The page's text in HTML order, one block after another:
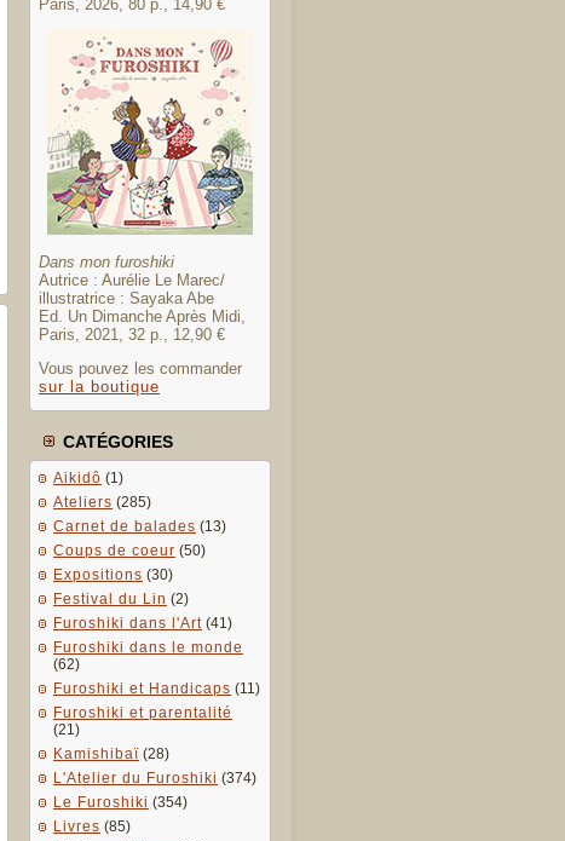
Paris, 2026, 80 p., 14,90 €
Dans mon furoshiki
Autrice : Aurélie Le Marec/
illustratrice : Sayaka Abe
Ed. Un Dimanche Après Midi,
Paris, 2021, 32 p., 12,90 €
Vous pouvez les commander
sur la boutique
CATÉGORIES
Aikidô (1)
Ateliers (285)
Carnet de balades (13)
Coups de coeur (50)
Expositions (30)
Festival du Lin (2)
Furoshiki dans l'Art (41)
Furoshiki dans le monde
(62)
Furoshiki et Handicaps (11)
Furoshiki et parentalité
(21)
Kamishibaï (28)
L'Atelier du Furoshiki (374)
Le Furoshiki (354)
Livres (85)